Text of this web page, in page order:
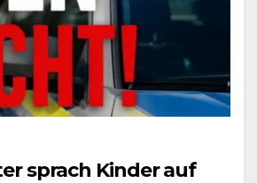
sprach Kinder auf